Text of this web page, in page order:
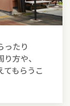
ったり
方や、
てもらうこ